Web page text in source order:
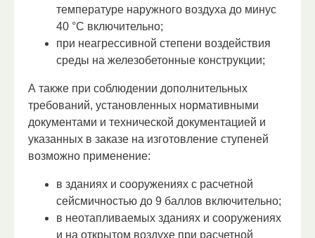
температуре наружного воздуха до минус
40 °С включительно;
при неагрессивной степени воздействия
среды на железобетонные конструкции;
А также при соблюдении дополнительных
требований, установленных нормативными
документами и технической документацией и
указанных в заказе на изготовление ступеней
возможно применение:
в зданиях и сооружениях с расчетной
сейсмичностью до 9 баллов включительно;
в неотапливаемых зданиях и сооружениях
и на открытом воздухе при расчетной